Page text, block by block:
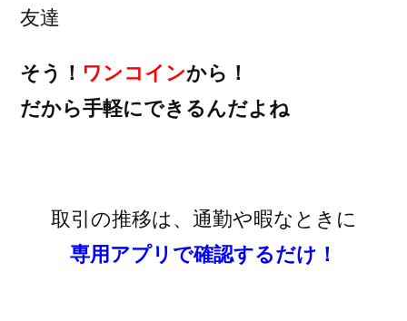
友達
そう！ ワンコインから！
だから手軽にできるんだよね
取引の推移は、通勤や暇なときに
専用アプリで確認するだけ！